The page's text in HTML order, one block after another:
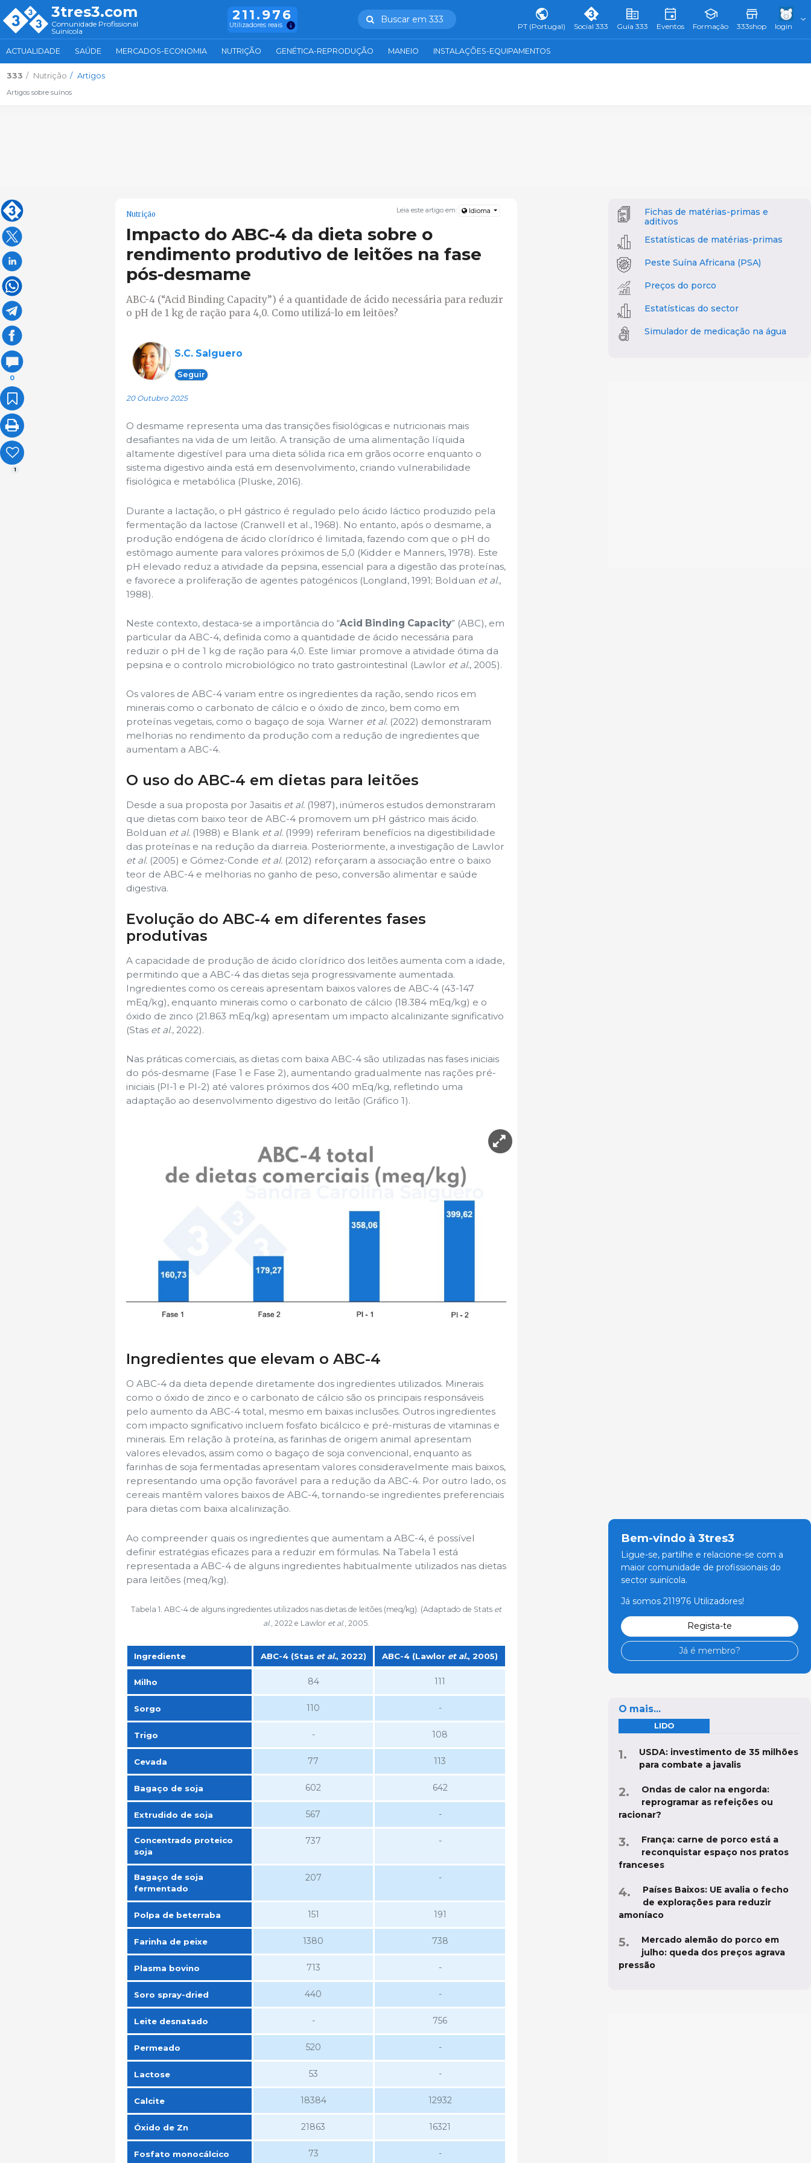
3tres3.com
Comunidade Profissional
Suinícola
211.976
Utilizadores reais
Buscar em 333
PT (Portugal) Social 333 Guia 333 Eventos Formação 333shop login
ACTUALIDADE SAÚDE MERCADOS-ECONOMIA NUTRIÇÃO GENÉTICA-REPRODUÇÃO MANEIO INSTALAÇÕES-EQUIPAMENTOS
333 Nutrição Artigos
Artigos sobre suínos
0
1
Leia este artigo em: Idioma
Nutrição
Impacto do ABC-4 da dieta sobre o
rendimento produtivo de leitões na fase
pós-desmame
ABC-4 (“Acid Binding Capacity”) é a quantidade de ácido necessária para reduzir
o pH de 1 kg de ração para 4,0. Como utilizá-lo em leitões?
S.C. Salguero
Seguir
20 Outubro 2025
O desmame representa uma das transições fisiológicas e nutricionais mais
desafiantes na vida de um leitão. A transição de uma alimentação líquida
altamente digestível para uma dieta sólida rica em grãos ocorre enquanto o
sistema digestivo ainda está em desenvolvimento, criando vulnerabilidade
fisiológica e metabólica (Pluske, 2016).
Durante a lactação, o pH gástrico é regulado pelo ácido láctico produzido pela
fermentação da lactose (Cranwell et al., 1968). No entanto, após o desmame, a
produção endógena de ácido clorídrico é limitada, fazendo com que o pH do
estômago aumente para valores próximos de 5,0 (Kidder e Manners, 1978). Este
pH elevado reduz a atividade da pepsina, essencial para a digestão das proteínas,
e favorece a proliferação de agentes patogénicos (Longland, 1991; Bolduan et al.,
1988).
Neste contexto, destaca-se a importância do “Acid Binding Capacity” (ABC), em
particular da ABC-4, definida como a quantidade de ácido necessária para
reduzir o pH de 1 kg de ração para 4,0. Este limiar promove a atividade ótima da
pepsina e o controlo microbiológico no trato gastrointestinal (Lawlor et al., 2005).
Os valores de ABC-4 variam entre os ingredientes da ração, sendo ricos em
minerais como o carbonato de cálcio e o óxido de zinco, bem como em
proteínas vegetais, como o bagaço de soja. Warner et al. (2022) demonstraram
melhorias no rendimento da produção com a redução de ingredientes que
aumentam a ABC-4.
O uso do ABC-4 em dietas para leitões
Desde a sua proposta por Jasaitis et al. (1987), inúmeros estudos demonstraram
que dietas com baixo teor de ABC-4 promovem um pH gástrico mais ácido.
Bolduan et al. (1988) e Blank et al. (1999) referiram benefícios na digestibilidade
das proteínas e na redução da diarreia. Posteriormente, a investigação de Lawlor
et al. (2005) e Gómez-Conde et al. (2012) reforçaram a associação entre o baixo
teor de ABC-4 e melhorias no ganho de peso, conversão alimentar e saúde
digestiva.
Evolução do ABC-4 em diferentes fases
produtivas
A capacidade de produção de ácido clorídrico dos leitões aumenta com a idade,
permitindo que a ABC-4 das dietas seja progressivamente aumentada.
Ingredientes como os cereais apresentam baixos valores de ABC-4 (43-147
mEq/kg), enquanto minerais como o carbonato de cálcio (18.384 mEq/kg) e o
óxido de zinco (21.863 mEq/kg) apresentam um impacto alcalinizante significativo
(Stas et al., 2022).
Nas práticas comerciais, as dietas com baixa ABC-4 são utilizadas nas fases iniciais
do pós-desmame (Fase 1 e Fase 2), aumentando gradualmente nas rações pré-
iniciais (PI-1 e PI-2) até valores próximos dos 400 mEq/kg, refletindo uma
adaptação ao desenvolvimento digestivo do leitão (Gráfico 1).
Ingredientes que elevam o ABC-4
O ABC-4 da dieta depende diretamente dos ingredientes utilizados. Minerais
como o óxido de zinco e o carbonato de cálcio são os principais responsáveis ​​
pelo aumento da ABC-4 total, mesmo em baixas inclusões. Outros ingredientes
com impacto significativo incluem fosfato bicálcico e pré-misturas de vitaminas e
minerais. Em relação à proteína, as farinhas de origem animal apresentam
valores elevados, assim como o bagaço de soja convencional, enquanto as
farinhas de soja fermentadas apresentam valores consideravelmente mais baixos,
representando uma opção favorável para a redução da ABC-4. Por outro lado, os
cereais mantêm valores baixos de ABC-4, tornando-se ingredientes preferenciais
para dietas com baixa alcalinização.
Ao compreender quais os ingredientes que aumentam a ABC-4, é possível
definir estratégias eficazes para a reduzir em fórmulas. Na Tabela 1 está
representada a ABC-4 de alguns ingredientes habitualmente utilizados nas dietas
para leitões (meq/kg).
Tabela 1. ABC-4 de alguns ingredientes utilizados nas dietas de leitões (meq/kg). (Adaptado de Stats et
al., 2022 e Lawlor et al., 2005.
Ingrediente ABC-4 (Staset al., 2022) ABC-4 (Lawlor et al., 2005)
Ingrediente
ABC-4 (Staset al., 2022) ABC-4 (Lawloret al., 2005)
Milho
84 111
Sorgo 110 -
Trigo - 108
Cevada 77 113
Bagaço de soja 602 642
Extrudido de soja 567 -
Concentrado proteico
soja
737 -
Bagaço de soja
fermentado
207 -
Polpa de beterraba 151 191
Farinha de peixe 1380 738
Plasma bovino 713 -
Soro spray-dried 440 -
Leite desnatado - 756
Permeado 520 -
Lactose 53 -
Calcite 18384 12932
Óxido de Zn 21863 16321
Fosfato monocálcico 73 -
Fichas de matérias-primas e
aditivos
Estatísticas de matérias-primas
Peste Suína Africana (PSA)
Preços do porco
Estatísticas do sector
Simulador de medicação na água
Bem-vindo à 3tres3
Ligue-se, partilhe e relacione-se com a
maior comunidade de profissionais do
sector suinícola.
Já somos 211976 Utilizadores!
Regista-te
Já é membro?
O mais...
LIDO
USDA: investimento de 35 milhões
para combate a javalis
Ondas de calor na engorda:
reprogramar as refeições ou
racionar?
França: carne de porco está a
reconquistar espaço nos pratos
franceses
Países Baixos: UE avalia o fecho
de explorações para reduzir
amoníaco
Mercado alemão do porco em
julho: queda dos preços agrava
pressão